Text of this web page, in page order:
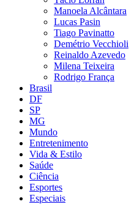
Manoela Alcântara
Lucas Pasin
Tiago Pavinatto
Demétrio Vecchioli
Reinaldo Azevedo
Milena Teixeira
Rodrigo França
Brasil
DF
SP
MG
Mundo
Entretenimento
Vida & Estilo
Saúde
Ciência
Esportes
Especiais